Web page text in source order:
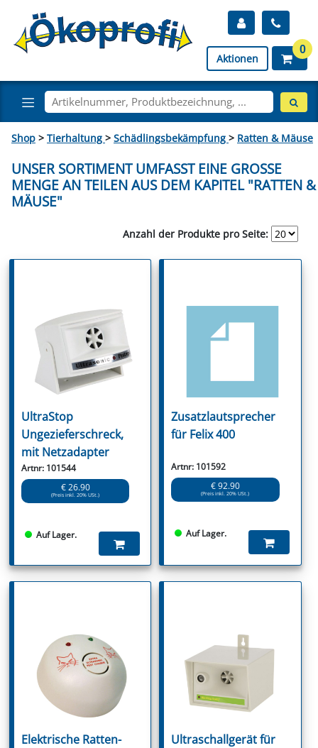
Aktionen
0
Shop > Tierhaltung > Schädlingsbekämpfung > Ratten & Mäuse
UNSER SORTIMENT UMFASST EINE GROSSE M
ENGE AN TEILEN AUS DEM KAPITEL "RATTEN & M
ÄUSE"
Anzahl der Produkte pro Seite:
UltraStop
Ungezieferschreck,
mit Netzadapter
Artnr: 101544
€ 26.90
(Preis inkl. 20% USt.)
Auf Lager.
Zusatzlautsprecher
für Felix 400
Artnr: 101592
€ 92.90
(Preis inkl. 20% USt.)
Auf Lager.
Elektrische Ratten-
Ultraschallgerät für